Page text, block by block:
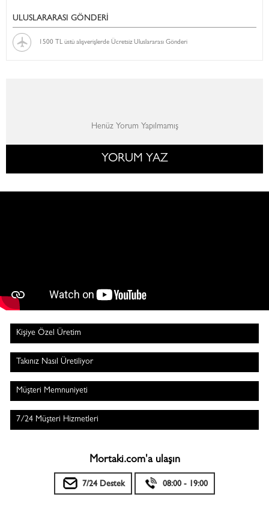
ULUSLARARASI GÖNDERİ
1500 TL üstü alışverişlerde Ücretsiz Uluslararası Gönderi
Henüz Yorum Yapılmamış
YORUM YAZ
Kişiye Özel Üretim
Takınız Nasıl Üretiliyor
Müşteri Memnuniyeti
7/24 Müşteri Hizmetleri
Mortaki.com'a ulaşın
7/24 Destek 08:00 - 19:00